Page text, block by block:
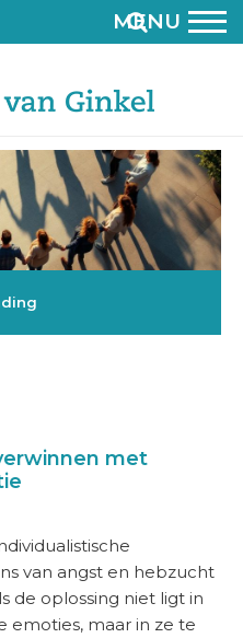
MENU
met
van angst en hebzucht
de oplossing niet ligt in
emoties, maar in ze te